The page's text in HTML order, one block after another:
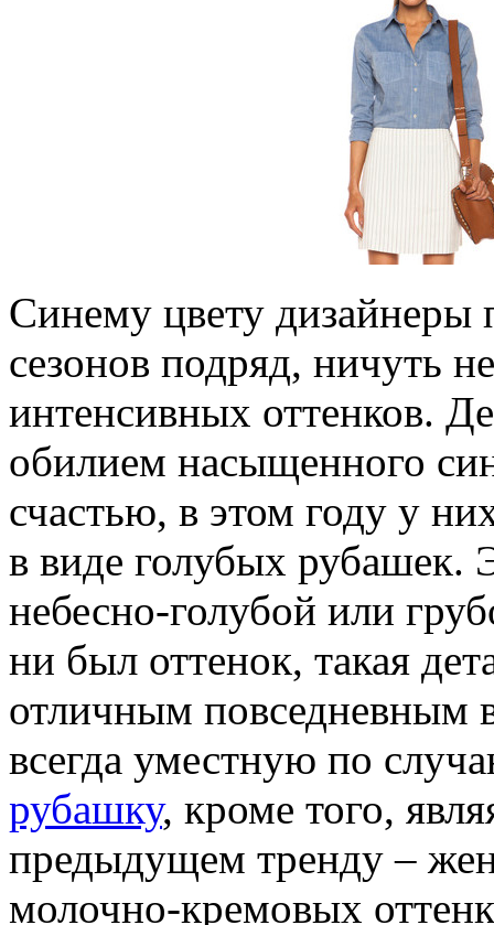
Синему цвету
сезонов подряд, ничуть
интенсивных оттенков.
обилием насыщенного
счастью, в этом году у
в виде голубых рубашек.
небесно-голубой или
ни был оттенок, такая
отличным повседневным
всегда уместную по
рубашку, кроме того,
предыдущем тренду –
молочно-кремовых